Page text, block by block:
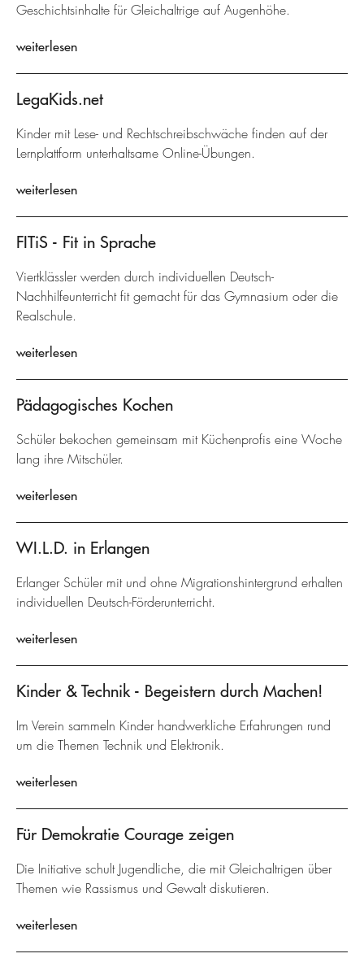
Geschichtsinhalte für Gleichaltrige auf Augenhöhe.
weiterlesen
LegaKids.net
Kinder mit Lese- und Rechtschreibschwäche finden auf der
Lernplattform unterhaltsame Online-Übungen.
weiterlesen
FITiS - Fit in Sprache
Viertklässler werden durch individuellen Deutsch-
Nachhilfeunterricht fit gemacht für das Gymnasium oder die
Realschule.
weiterlesen
Pädagogisches Kochen
Schüler bekochen gemeinsam mit Küchenprofis eine Woche
lang ihre Mitschüler.
weiterlesen
WI.L.D. in Erlangen
Erlanger Schüler mit und ohne Migrationshintergrund erhalten
individuellen Deutsch-Förderunterricht.
weiterlesen
Kinder & Technik - Begeistern durch Machen!
Im Verein sammeln Kinder handwerkliche Erfahrungen rund
um die Themen Technik und Elektronik.
weiterlesen
Für Demokratie Courage zeigen
Die Initiative schult Jugendliche, die mit Gleichaltrigen über
Themen wie Rassismus und Gewalt diskutieren.
weiterlesen